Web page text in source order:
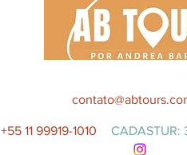
+55 11 99919-1010 CADASTUR: